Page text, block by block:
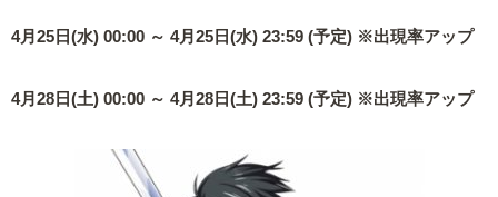
4月25日(水) 00:00 ～ 4月25日(水) 23:59 (予定) ※出現率アップ
4月28日(土) 00:00 ～ 4月28日(土) 23:59 (予定) ※出現率アップ